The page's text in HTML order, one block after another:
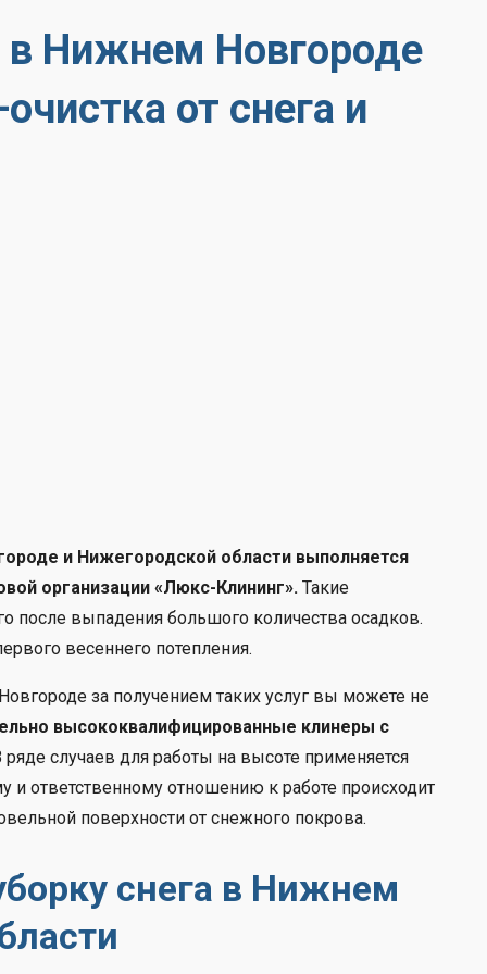
в Нижнем Новгороде
от снега и
и Нижегородской области выполняется
организации «Люкс-Клининг». Такие
после выпадения большого количества осадков.
весеннего потепления.
за получением таких услуг вы можете не
высококвалифицированные клинеры с
ряде случаев для работы на высоте применяется
ответственному отношению к работе происходит
поверхности от снежного покрова.
снега в Нижнем